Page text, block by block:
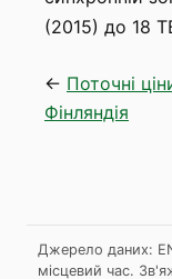
(2015) до 18
← Поточні
Фінляндія
Джерело даних:
місцевий час.